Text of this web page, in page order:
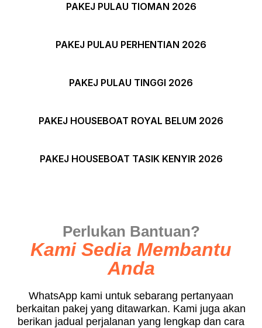
PAKEJ PULAU TIOMAN 2026
PAKEJ PULAU PERHENTIAN 2026
PAKEJ PULAU TINGGI 2026
PAKEJ HOUSEBOAT ROYAL BELUM 2026
PAKEJ HOUSEBOAT TASIK KENYIR 2026
Perlukan Bantuan?
Kami Sedia Membantu
Anda
WhatsApp kami untuk sebarang pertanyaan
berkaitan pakej yang ditawarkan. Kami juga akan
berikan jadual perjalanan yang lengkap dan cara